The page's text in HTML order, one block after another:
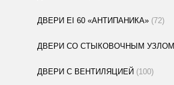
ДВЕРИ EI 60 «АНТИПАНИКА» (72)
ДВЕРИ СО СТЫКОВОЧНЫМ УЗЛОМ
ДВЕРИ С ВЕНТИЛЯЦИЕЙ (100)